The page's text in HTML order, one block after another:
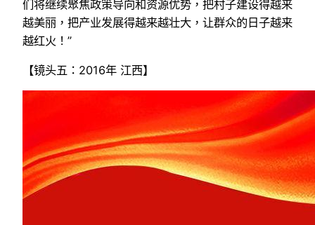
们将继续聚焦政策导向和资源优势，把村子建设得越来
越美丽，把产业发展得越来越壮大，让群众的日子越来
越红火！”
【镜头五：2016年 江西】